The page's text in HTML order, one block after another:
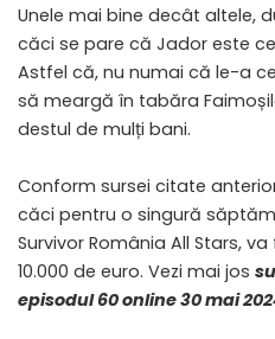
Unele mai bine decât altele,
căci se pare că Jador este
Astfel că, nu numai că le-a
să meargă în tabăra
destul de mulți bani.
Conform sursei citate
căci pentru o singură
Survivor România All Stars,
10.000 de euro. Vezi mai jos
episodul 60 online 30 mai